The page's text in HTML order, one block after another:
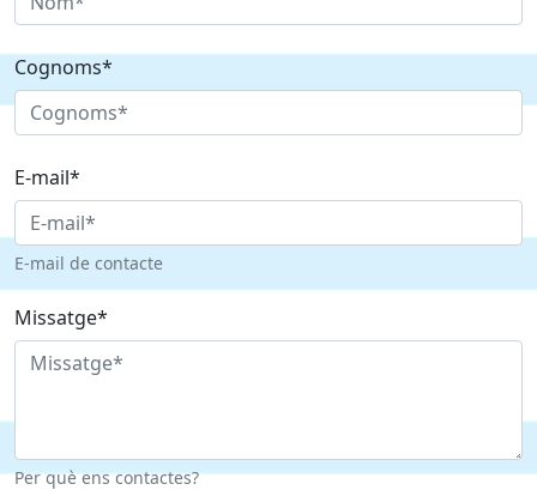
Cognoms*
E-mail*
E-mail de contacte
Missatge*
Per què ens contactes?